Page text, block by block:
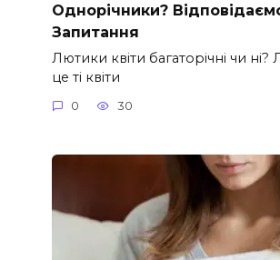
Однорічники?
Запитання
Лютики квіти багаторічні чи ні?
це ті квіти
0 30